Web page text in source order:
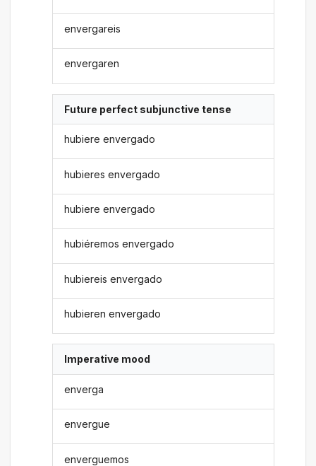
envergareis
envergaren
Future perfect subjunctive tense
hubiere envergado
hubieres envergado
hubiere envergado
hubiéremos envergado
hubiereis envergado
hubieren envergado
Imperative mood
enverga
envergue
enverguemos